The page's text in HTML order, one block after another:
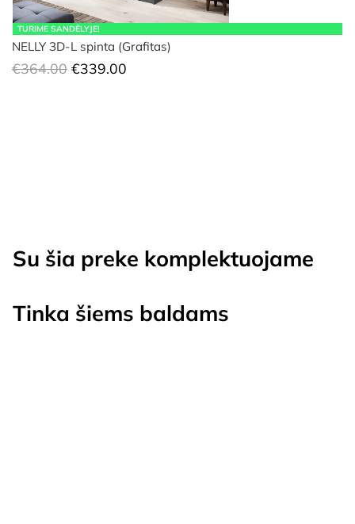
TURIME SANDĖLYJE!
NELLY 3D-L spinta (Grafitas)
€364.00 Original
€339.00
Su šia preke komplektuojame
Tinka šiems baldams